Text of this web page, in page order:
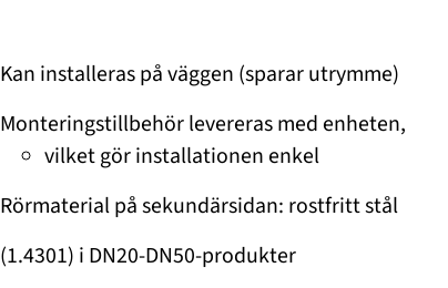
Kan installeras på väggen (sparar utrymme)
Monteringstillbehör levereras med enheten,
vilket gör installationen enkel
Rörmaterial på sekundärsidan: rostfritt stål
(1.4301) i DN20-DN50-produkter